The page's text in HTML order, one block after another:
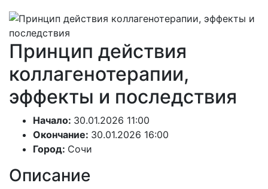
Принцип действия
коллагенотерапии,
эффекты и последствия
Начало: 30.01.2026 11:00
Окончание: 30.01.2026 16:00
Город: Сочи
Описание